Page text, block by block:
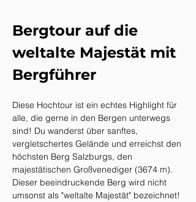
Bergtour auf die
weltalte Majestät mit
Bergführer
Diese Hochtour ist ein echtes Highlight für
alle, die gerne in den Bergen unterwegs
sind! Du wanderst über sanftes,
vergletschertes Gelände und erreichst den
höchsten Berg Salzburgs, den
majestätischen Großvenediger (3674 m).
Dieser beeindruckende Berg wird nicht
umsonst als "weltalte Majestät" bezeichnet!